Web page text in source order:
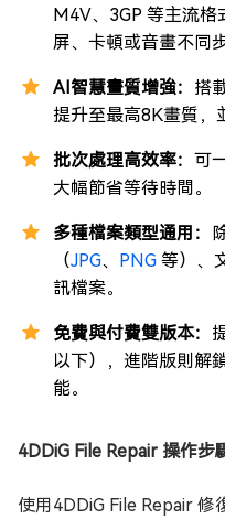
M4V、3GP 等主流
屏、卡頓或音畫不同
AI智慧畫質增強： 搭
提升至最高8K畫質，
批次處理高效率： 可
大幅節省等待時間。
多種檔案類型通用：
（JPG、 PNG 等）、
訊檔案。
免費與付費雙版本：
以下），進階版則解
能。
4DDiG File Repair 操作步
使用4DDiG File Repair